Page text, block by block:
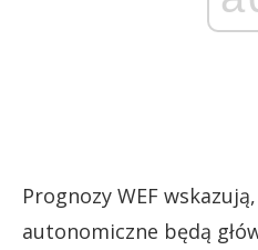
Prognozy WEF
autonomiczne będą